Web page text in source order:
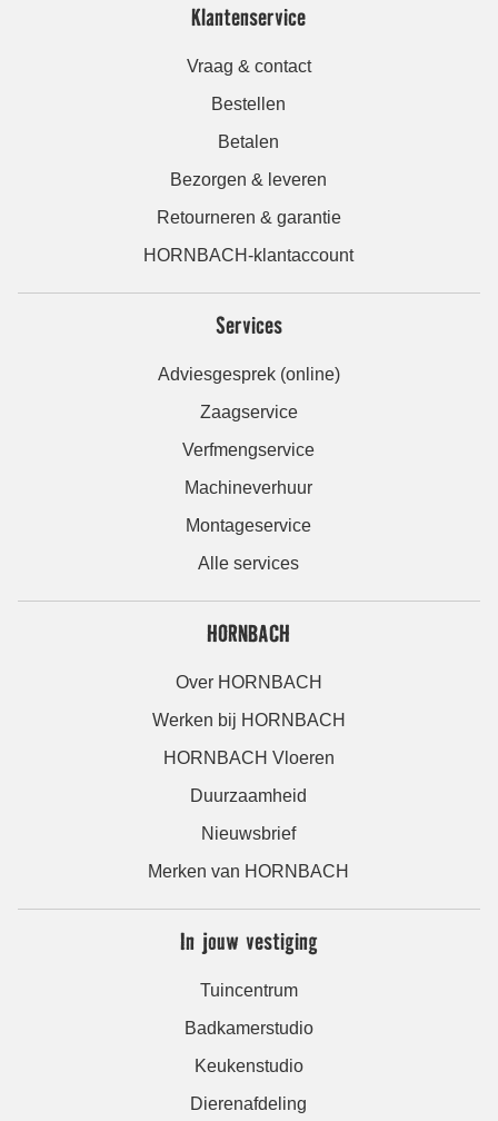
Klantenservice
Vraag & contact
Bestellen
Betalen
Bezorgen & leveren
Retourneren & garantie
HORNBACH-klantaccount
Services
Adviesgesprek (online)
Zaagservice
Verfmengservice
Machineverhuur
Montageservice
Alle services
HORNBACH
Over HORNBACH
Werken bij HORNBACH
HORNBACH Vloeren
Duurzaamheid
Nieuwsbrief
Merken van HORNBACH
In jouw vestiging
Tuincentrum
Badkamerstudio
Keukenstudio
Dierenafdeling